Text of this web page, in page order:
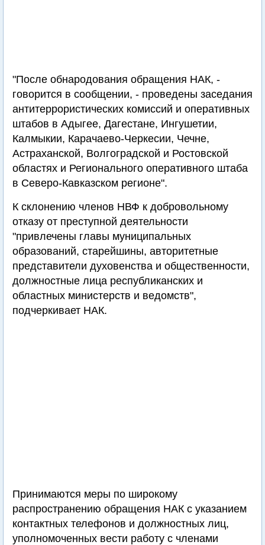
"После обнародования обращения НАК, -
говорится в сообщении, - проведены заседания
антитеррористических комиссий и оперативных
штабов в Адыгее, Дагестане, Ингушетии,
Калмыкии, Карачаево-Черкесии, Чечне,
Астраханской, Волгоградской и Ростовской
областях и Регионального оперативного штаба
в Северо-Кавказском регионе".
К склонению членов НВФ к добровольному
отказу от преступной деятельности
"привлечены главы муниципальных
образований, старейшины, авторитетные
представители духовенства и общественности,
должностные лица республиканских и
областных министерств и ведомств",
подчеркивает НАК.
Принимаются меры по широкому
распространению обращения НАК с указанием
контактных телефонов и должностных лиц,
уполномоченных вести работу с членами